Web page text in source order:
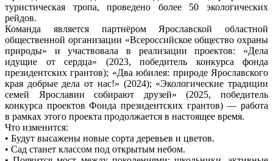
туристическая тропа, проведено более 50 экологических
рейдов.
Команда является партнёром Ярославской областной
общественной организации «Всероссийское общество охраны
природы» и участвовала в реализации проектов: «Дела
идущие от сердца» (2023, победитель конкурса фонда
президентских грантов); «Два юбилея: природе Ярославского
края добрые дела от нас!» (2024); «Экологические традиции
семей Ярославии собирают друзей» (2025, победитель
конкурса проектов Фонда президентских грантов) — работа
в рамках этого проекта продолжается в настоящее время.
Что изменится:
• Будут высажены новые сорта деревьев и цветов.
• Сад станет классом под открытым небом.